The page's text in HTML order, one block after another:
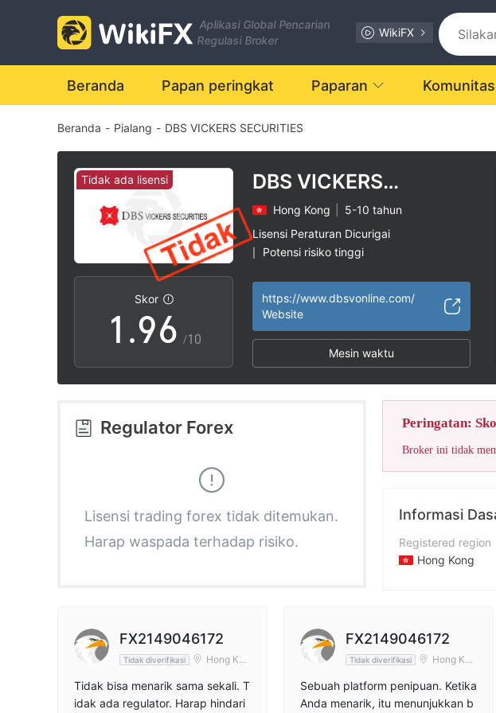
Aplikasi Global Pencarian
Regulasi Broker
WikiFX
Beranda Papan peringkat Paparan Komunitas
Beranda - Pialang - DBS VICKERS SECURITIES
Tidak ada lisensi
Skor
0
1
2
3
5
6
8
9
.
3
4
5
6
7
8
9
0
1
2
3
4
5
6
7
8
/10
DBS VICKERS
SECURITIES
Hong Kong
5-10 tahun
Lisensi Peraturan Dicurigai
Potensi risiko tinggi
https://www.dbsvonline.com/
Website
Mesin waktu
Regulator Forex
Lisensi trading forex tidak ditemukan.
Harap waspada terhadap risiko.
Peringatan:
Broker ini tidak
Informasi
Registered region
Hong Kong
Nama perusahaan
Vickers Securities
FX2149046172
Tidak diverifikasi
Hong Kon
Tidak bisa menarik sama sekali. T
idak ada regulator. Harap hindari
FX2149046172
Tidak diverifikasi
Hong Kon
Sebuah platform penipuan. Ketika
Anda menarik, itu menunjukkan b